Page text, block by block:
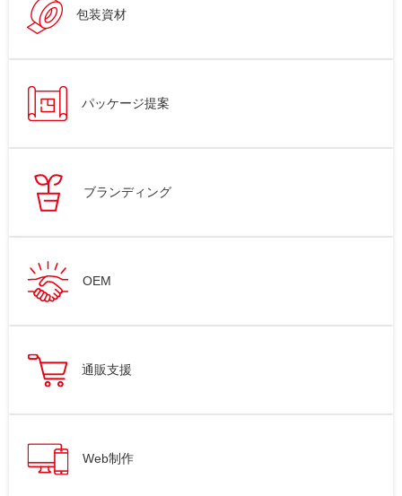
包装資材
パッケージ提案
ブランディング
OEM
通販支援
Web制作